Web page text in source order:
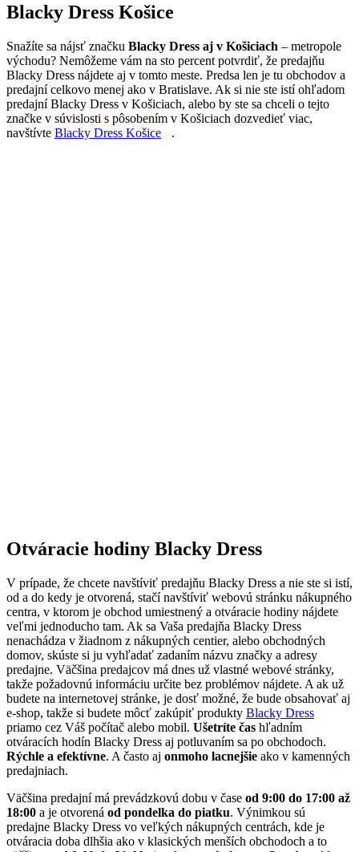
Blacky Dress Košice
Snažíte sa nájsť značku Blacky Dress aj v Košiciach – metropole
východu? Nemôžeme vám na sto percent potvrdiť, že predajňu
Blacky Dress nájdete aj v tomto meste. Predsa len je tu obchodov a
predajní celkovo menej ako v Bratislave. Ak si nie ste istí ohľadom
predajní Blacky Dress v Košiciach, alebo by ste sa chceli o tejto
značke v súvislosti s pôsobením v Košiciach dozvedieť viac,
navštívte Blacky Dress Košice .
Otváracie hodiny Blacky Dress
V prípade, že chcete navštíviť predajňu Blacky Dress a nie ste si istí,
od a do kedy je otvorená, stačí navštíviť webovú stránku nákupného
centra, v ktorom je obchod umiestnený a otváracie hodiny nájdete
veľmi jednoducho tam. Ak sa Vaša predajňa Blacky Dress
nenachádza v žiadnom z nákupných centier, alebo obchodných
domov, skúste si ju vyhľadať zadaním názvu značky a adresy
predajne. Väčšina predajcov má dnes už vlastné webové stránky,
takže požadovnú informáciu určite bez problémov nájdete. A ak už
budete na internetovej stránke, je dosť možné, že bude obsahovať aj
e-shop, takže si budete môcť zakúpiť produkty Blacky Dress
priamo cez Váš počítač alebo mobil. Ušetríte čas hľadním
otváracích hodín Blacky Dress aj potluvaním sa po obchodoch.
Rýchle a efektívne. A často aj onmoho lacnejšie ako v kamenných
predajniach.
Väčšina predajní má prevádzkovú dobu v čase od 9:00 do 17:00 až
18:00 a je otvorená od pondelka do piatku. Výnimkou sú
predajne Blacky Dress vo veľkých nákupných centrách, kde je
otváracia doba dlhšia ako v klasických menších obchodoch a to